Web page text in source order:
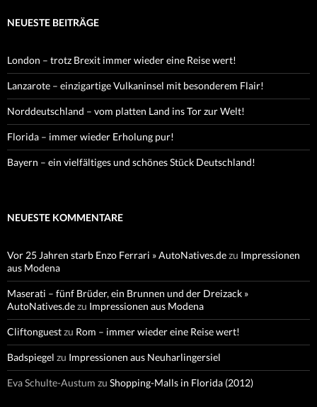
NEUESTE BEITRÄGE
London – trotz Brexit immer wieder eine Reise wert!
Lanzarote – einzigartige Vulkaninsel mit besonderem Flair!
Norddeutschland – vom platten Land ins Tor zur Welt!
Florida – immer wieder Erholung pur!
Bayern – ein vielfältiges und schönes Stück Deutschland!
NEUESTE KOMMENTARE
Vor 25 Jahren starb Enzo Ferrari » AutoNatives.dezu Impressionen
aus Modena
Maserati – fünf Brüder, ein Brunnen und der Dreizack »
AutoNatives.dezu Impressionen aus Modena
Cliftonguestzu Rom – immer wieder eine Reise wert!
Badspiegel zu Impressionen aus Neuharlingersiel
Eva Schulte-Austum zu Shopping-Malls in Florida (2012)